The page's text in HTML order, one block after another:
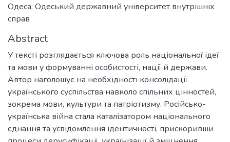
Одеса: Одеський державний університет внутрішніх
справ
Abstract
У тексті розглядається ключова роль національної ідеї
та мови у формуванні особистості, нації й держави.
Автор наголошує на необхідності консолідації
українського суспільства навколо спільних цінностей,
зокрема мови, культури та патріотизму. Російсько-
українська війна стала каталізатором національного
єднання та усвідомлення ідентичності, прискоривши